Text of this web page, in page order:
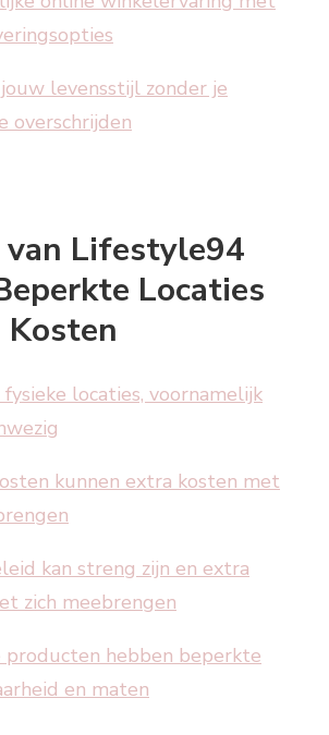
levensstijl zonder je
overschrijden
van Lifestyle94
Locaties
locaties, voornamelijk
kunnen extra kosten met
kan streng zijn en extra
zich meebrengen
producten hebben beperkte
en maten